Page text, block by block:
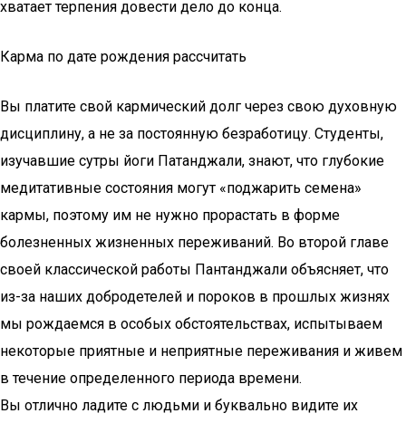
хватает терпения довести дело до конца.
Карма по дате рождения рассчитать
Вы платите свой кармический долг через свою духовную
дисциплину, а не за постоянную безработицу. Студенты,
изучавшие сутры йоги Патанджали, знают, что глубокие
медитативные состояния могут «поджарить семена»
кармы, поэтому им не нужно прорастать в форме
болезненных жизненных переживаний. Во второй главе
своей классической работы Пантанджали объясняет, что
из-за наших добродетелей и пороков в прошлых жизнях
мы рождаемся в особых обстоятельствах, испытываем
некоторые приятные и неприятные переживания и живем
в течение определенного периода времени.
Вы отлично ладите с людьми и буквально видите их